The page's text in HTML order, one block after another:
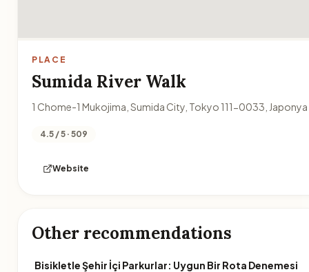
PLACE
Sumida River Walk
1 Chome-1 Mukojima, Sumida City, Tokyo 111-0033, Japonya
4.5 / 5 · 509
Website
Other recommendations
Bisikletle Şehir İçi Parkurlar: Uygun Bir Rota Denemesi